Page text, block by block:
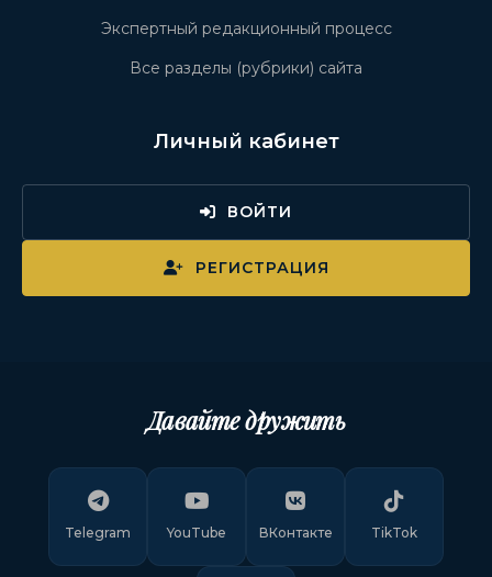
Экспертный редакционный процесс
Все разделы (рубрики) сайта
Личный кабинет
ВОЙТИ
РЕГИСТРАЦИЯ
Давайте дружить
Telegram YouTube ВКонтакте TikTok